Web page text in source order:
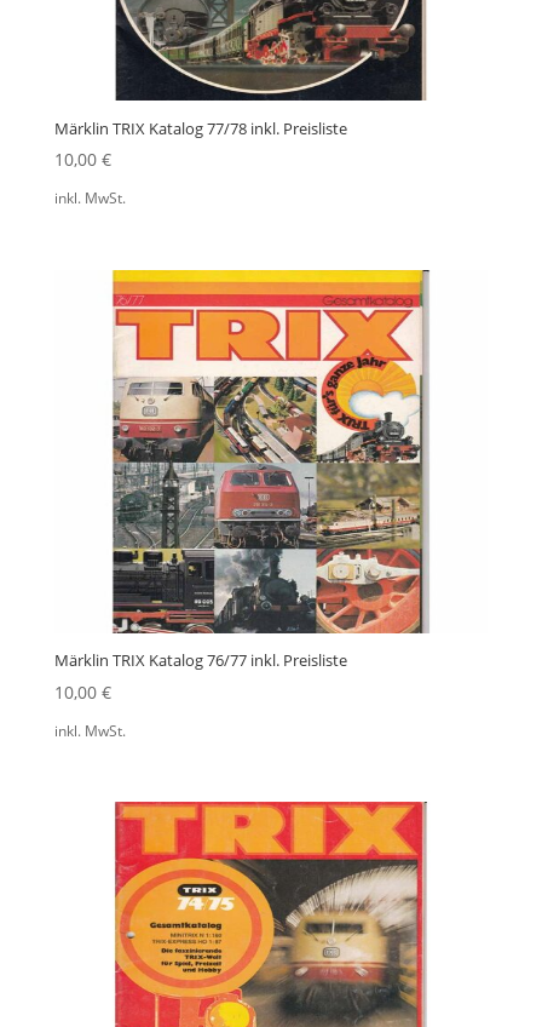
Märklin TRIX Katalog 77/78 inkl. Preisliste
10,00 €
inkl. MwSt.
Märklin TRIX Katalog 76/77 inkl. Preisliste
10,00 €
inkl. MwSt.